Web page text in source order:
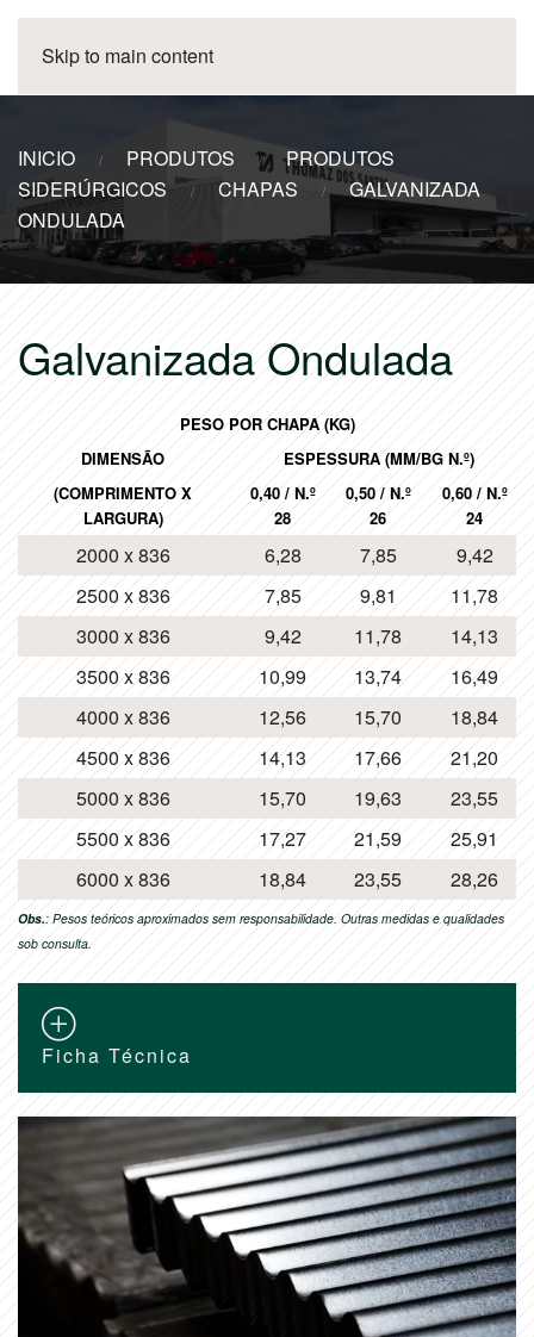
Skip to main content
INICIO PRODUTOS
PRODUTOS
SIDERÚRGICOS
CHAPAS
GALVANIZADA
ONDULADA
Galvanizada Ondulada
PESO POR CHAPA (KG)
DIMENSÃO
ESPESSURA (MM/BG N.º)
(COMPRIMENTO X
LARGURA)
0,40 / N.º
28
0,50 / N.º
26
0,60 / N.º
24
2000 x 836 6,28 7,85
9,42
2500 x 836
7,85 9,81
11,78
3000 x 836
9,42 11,78
14,13
3500 x 836
10,99 13,74
16,49
4000 x 836
12,56 15,70
18,84
4500 x 836
14,13 17,66
21,20
5000 x 836
15,70 19,63
23,55
5500 x 836
17,27 21,59
25,91
6000 x 836
18,84 23,55 28,26
Obs.: Pesos teóricos aproximados sem responsabilidade. Outras medidas e qualidades
sob consulta.
Ficha Técnica